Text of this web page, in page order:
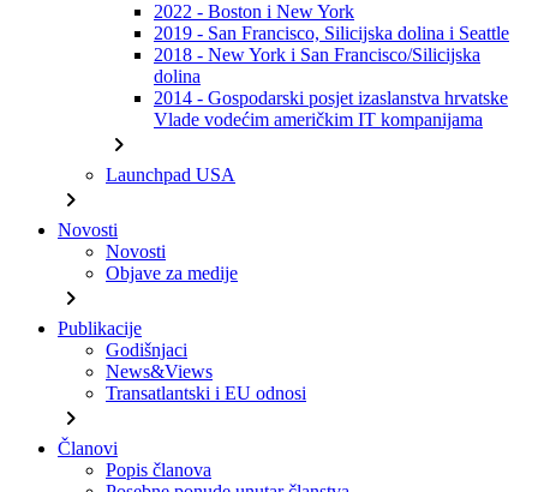
2022 - Boston i New York
2019 - San Francisco, Silicijska dolina i Seattle
2018 - New York i San Francisco/Silicijska
dolina
2014 - Gospodarski posjet izaslanstva hrvatske
Vlade vodećim američkim IT kompanijama
chevron_right
Launchpad USA
chevron_right
Novosti
Novosti
Objave za medije
chevron_right
Publikacije
Godišnjaci
News&Views
Transatlantski i EU odnosi
chevron_right
Članovi
Popis članova